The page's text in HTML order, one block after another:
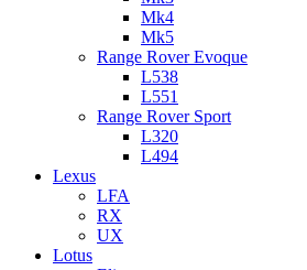
Mk4
Mk5
Range Rover Evoque
L538
L551
Range Rover Sport
L320
L494
Lexus
LFA
RX
UX
Lotus